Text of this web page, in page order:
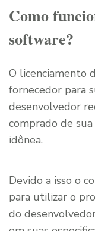
Como
software?
O licenciamento
fornecedor para
desenvolvedor
comprado de
idônea.
Devido a isso o
para utilizar o
do